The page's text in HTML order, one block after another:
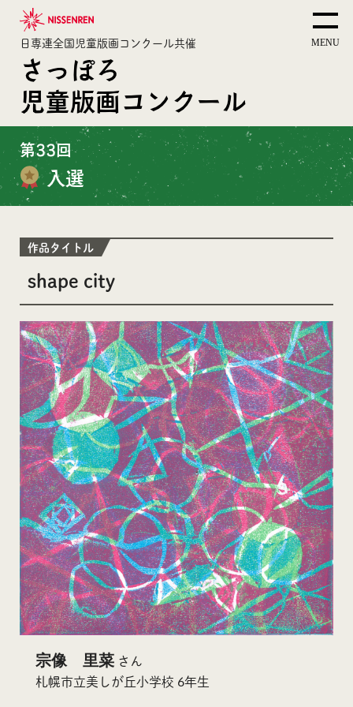
日専連全国児童版画コンクール共催
さっぽろ
児童版画コンクール
第33回
入選
作品タイトル
shape city
宗像 里菜 さん
札幌市立美しが丘小学校 6年生